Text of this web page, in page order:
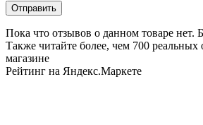
Пока что отзывов о данном товаре нет.
Также читайте более, чем 700
магазине
Рейтинг на Яндекс.Маркете